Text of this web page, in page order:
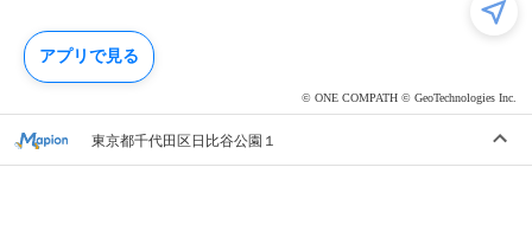
© ONE COMPATH © GeoTechnologies Inc.
東京都千代田区日比谷公園１
アプリで見る